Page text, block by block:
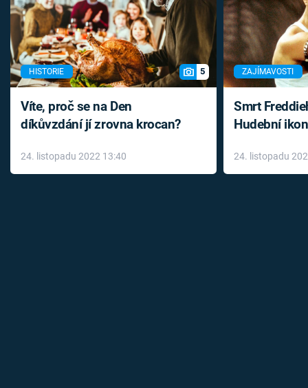
HISTORIE 5
Víte, proč se na Den
díkůvzdání jí zrovna krocan?
24. listopadu 2022 13:40
ZAJÍMAVOSTI
Smrt
Hudební
léky
24. listopadu